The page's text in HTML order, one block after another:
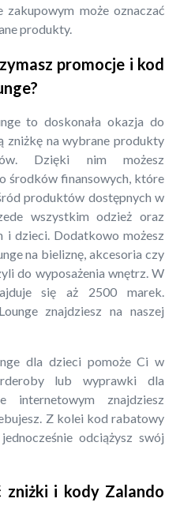
może oznaczać
produkty.
promocje i kod
to doskonała okazja do
zniżkę na wybrane produkty
Dzięki nim możesz
środków finansowych, które
produktów dostępnych w
wszystkim odzież oraz
i dzieci. Dodatkowo możesz
na bieliznę, akcesoria czy
do wyposażenia wnętrz. W
się aż 2500 marek.
znajdziesz na naszej
dla dzieci pomoże Ci w
lub wyprawki dla
znajdziesz
Z kolei kod rabatowy
odciążysz swój
zniżki i kody Zalando